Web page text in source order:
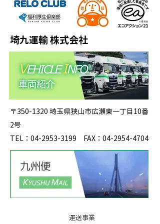
埼九運輸 株式会社
〒350-1320 埼玉県狭山市広瀬東一丁目10番
2号
TEL：04-2953-3199 FAX：04-2954-4704
運送事業